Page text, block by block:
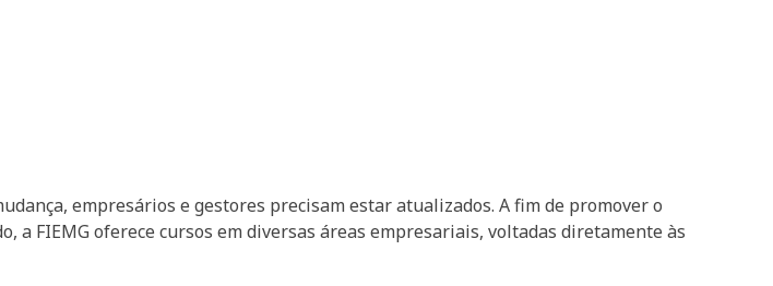
empresários e gestores precisam estar atualizados. A fim de promover o
a FIEMG oferece cursos em diversas áreas empresariais, voltadas diretamente às